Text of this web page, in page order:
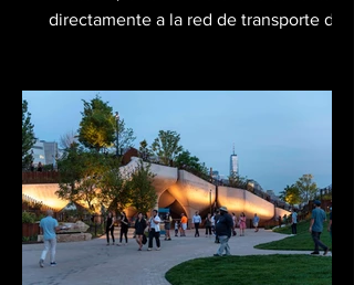
directamente a la red de transporte de